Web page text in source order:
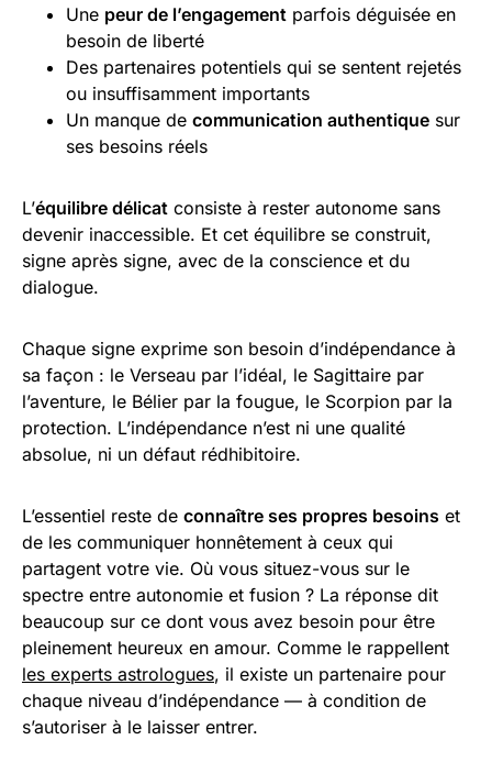
Une peur de l’engagement parfois déguisée en
besoin de liberté
Des partenaires potentiels qui se sentent rejetés
ou insuffisamment importants
Un manque de communication authentique sur
ses besoins réels
L’équilibre délicat consiste à rester autonome sans
devenir inaccessible. Et cet équilibre se construit,
signe après signe, avec de la conscience et du
dialogue.
Chaque signe exprime son besoin d’indépendance à
sa façon : le Verseau par l’idéal, le Sagittaire par
l’aventure, le Bélier par la fougue, le Scorpion par la
protection. L’indépendance n’est ni une qualité
absolue, ni un défaut rédhibitoire.
L’essentiel reste de connaître ses propres besoins et
de les communiquer honnêtement à ceux qui
partagent votre vie. Où vous situez-vous sur le
spectre entre autonomie et fusion ? La réponse dit
beaucoup sur ce dont vous avez besoin pour être
pleinement heureux en amour. Comme le rappellent
les experts astrologues, il existe un partenaire pour
chaque niveau d’indépendance — à condition de
s’autoriser à le laisser entrer.